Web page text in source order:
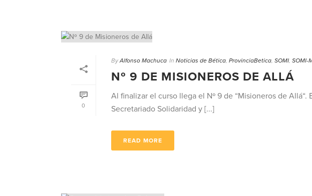
0
By Alfonso Machuca In Noticias de Bética, ProvinciaBetica, SOMI, SOMI-
Nº 9 DE MISIONEROS DE ALLÁ
Al finalizar el curso llega el Nº 9 de “Misioneros de
Secretariado Solidaridad y [...]
READ MORE